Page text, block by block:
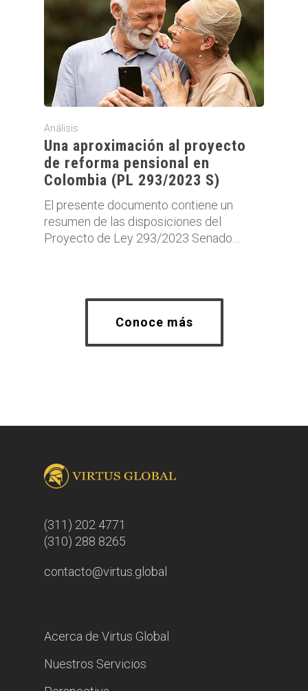
Análisis
Una aproximación al proyecto
de reforma pensional en
Colombia (PL 293/2023 S)
El presente documento contiene un
resumen de las disposiciones del
Proyecto de Ley 293/2023 Senado…
Conoce más
(311) 202 4771
(310) 288 8265
contacto@virtus.global
Acerca de Virtus Global
Nuestros Servicios